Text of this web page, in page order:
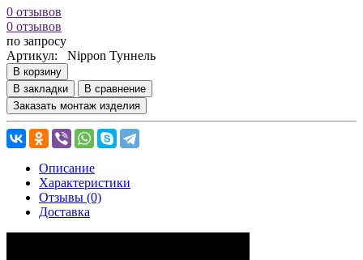
0 отзывов
0 отзывов
по запросу
Артикул: Nippon Туннель
В корзину
В закладки
В сравнение
Заказать монтаж изделия
Описание
Характеристики
Отзывы (0)
Доставка